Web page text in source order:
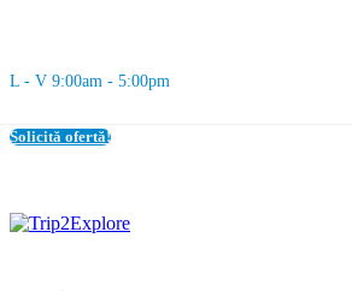
L - V 9:00am - 5:00pm
Solicită ofertă!